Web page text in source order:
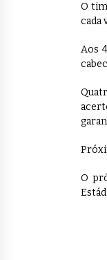
O
cada
Aos
O